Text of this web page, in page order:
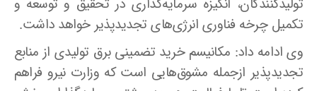
تولید‌کنندگان، انگیزه سرمایه‌گذاری در تحقیق و توسعه و
تکمیل چرخه فناوری انرژی‌های تجدیدپذیر خواهد داشت.
وی ادامه داد: مکانیسم خرید تضمینی برق تولیدی از منابع
تجدیدپذیر ازجمله مشوق‌هایی است که وزارت نیرو فراهم